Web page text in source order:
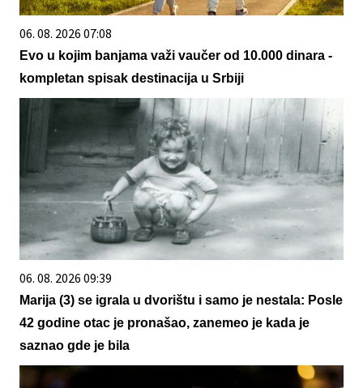
06. 08. 2026 07:08
Evo u kojim banjama važi vaučer od 10.000 dinara -
kompletan spisak destinacija u Srbiji
06. 08. 2026 09:39
Marija (3) se igrala u dvorištu i samo je nestala: Posle
42 godine otac je pronašao, zanemeo je kada je
saznao gde je bila